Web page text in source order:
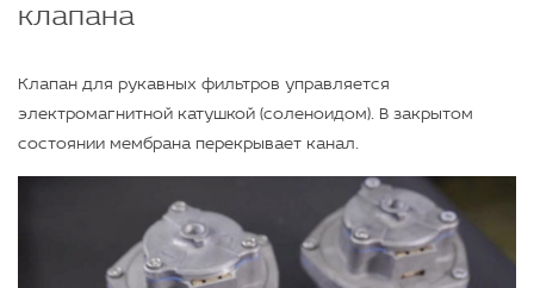
клапана
Клапан для рукавных фильтров управляется
электромагнитной катушкой (соленоидом). В закрытом
состоянии мембрана перекрывает канал.